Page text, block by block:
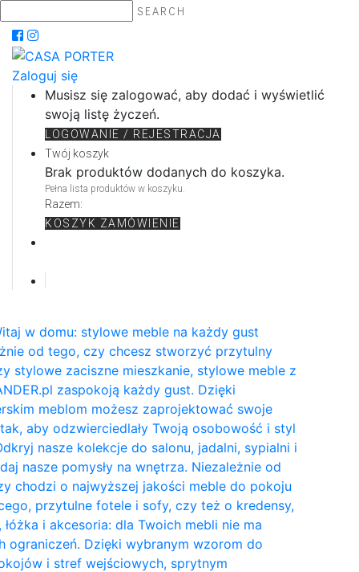
SEARCH
Zaloguj się
Musisz się zalogować, aby dodać i wyświetlić
swoją listę życzeń.
LOGOWANIE / REJESTRACJA
Twój koszyk
Brak produktów dodanych do koszyka.
Pełna lista produktów w koszyku.
Razem:
KOSZYK ZAMÓWIENIE
w domu: stylowe meble na każdy gust
od tego, czy chcesz stworzyć przytulny
stylowe zaciszne mieszkanie, stylowe meble z
zaspokoją każdy gust. Dzięki
meblom możesz zaprojektować swoje
aby odzwierciedlały Twoją osobowość i styl
nasze kolekcje do salonu, jadalni, sypialni i
nasze pomysły na wnętrza. Niezależnie od
chodzi o najwyższej jakości meble do pokoju
przytulne fotele i sofy, czy też o kredensy,
i akcesoria: dla Twoich mebli nie ma
ograniczeń. Dzięki wybranym wzorom do
i stref wejściowych, sprytnym